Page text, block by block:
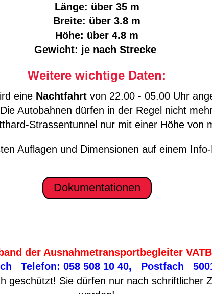
Länge: über 35 m
Breite: über 3.8 m
Höhe: über 4.8 m
Gewicht: je nach Strecke
Weitere wichtige Daten:
eine Nachtfahrt von 22.00 - 05.00 Uhr
Autobahnen dürfen in der Regel nicht
Strassentunnel nur mit einer Höhe von
Auflagen und Dimensionen auf einem
Dokumentationen
der Ausnahmetransportbegleiter VATB
Telefon: 058 508 10 40, Postfach
geschützt! Sie dürfen nur nach schriftlicher